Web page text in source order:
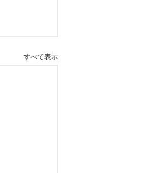
すべて表示